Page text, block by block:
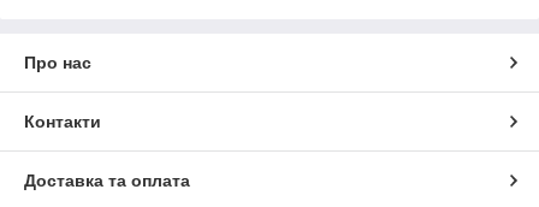
Про нас
Контакти
Доставка та оплата